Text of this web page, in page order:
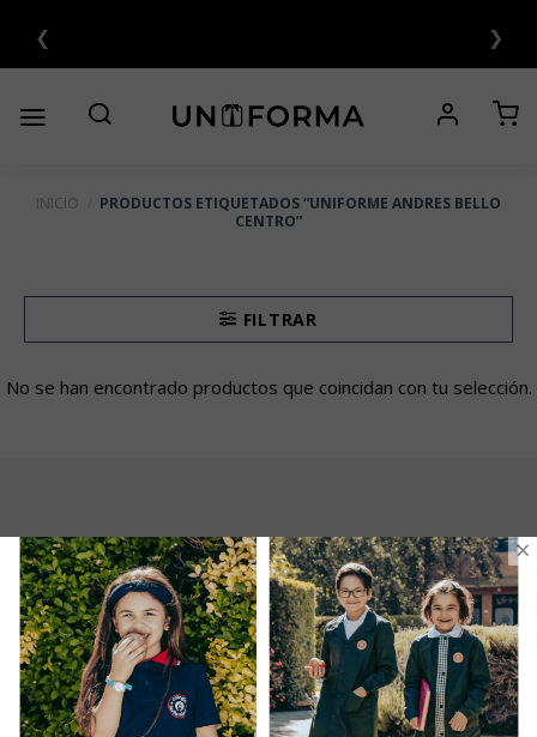
contenido
❮
INTERÉS 💳 ❯
INICIO
PRODUCTOS ETIQUETADOS “UNIFORME ANDRES BELLO
CENTRO”
FILTRAR
No se han encontrado productos que coincidan con tu selección.
Ventas Por Mayor
Uniforme Escolar Genéricos
Uniforme Escolar Colegios
Uniforme Empresas
Uniforme Clínico
×